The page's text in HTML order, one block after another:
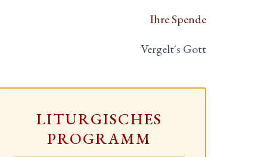
Ihre Spende
Vergelt´s Gott
LITURGISCHES
PROGRAMM